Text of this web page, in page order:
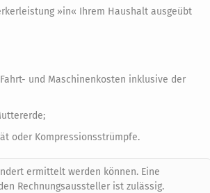
»in« Ihrem Haushalt ausgeübt
und Maschinenkosten inklusive der
oder Kompressionsstrümpfe.
ermittelt werden können. Eine
Rechnungsaussteller ist zulässig.